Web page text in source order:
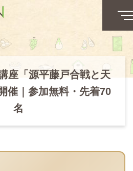
座「源平藤戸合戦と天
催｜参加無料・先着70
名